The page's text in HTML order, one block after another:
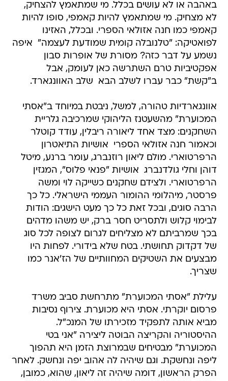
באהבה או לא עושים בכלל. מי שמתאמץ להצחיק,
לא מצחיק. מי שמתאמץ להיות קאמפי, סופו להיות
קאמפי כמו חנה אזולאי הספרי. ובכלל, האזינו
לפואטיקה: "טלנובלה קומית שמודעת לעצמה"  איפה
נשמע על דבר כזה? מסורת של אופרות סבון
אפקטיביות טרם השתרשה כאן לעומק, אבל
ב"קשת" כבר עברו לשלב הבא  שלב האוונגארד.
אוונגארדיות טהורה, למשל, ניבטת במיוחד ב"אסתי
המכוערת" מהשעטנז הליהוקי שמרכיבה גלריית
השחקנים: מצד אחד ליאורה ריבלין, עודד קוטלר
וכאמור חנה אזולאי הספרי  אושיות התיאטרון
הרפרטוארי. מולם ליאון רוזנברג, עומר ברנע, מיטל
דוהן וחלי גולדנברג  אושיות "פנאי פלוס", המגזין
הרפרטוארי. ולצידם שחקנים כשייקה לוי ומשה
פרסטר, מיהלומי ההומור העממי הישראלי. כל כך
הרבה סוגים, ובכל זאת כל כך מעט הישגים: הודות
לבימוי קלוש ולתסריט חסר ברק, יש משהו מדהים
בכך שמרביתם לא מצליחים לגרום לצופה לכל סוג
של דקדוק תחושתי. בטח שלא בידורי. לפחות היו
מבצעים את השטיקים המחוותיים של הז'אנר כמו
שצריך.
עלילת "אסתי המכוערת" מתרחשת סביב משרד
פרסום יוקרתי. אסתי היא מכוערת. צירוף נסיבות
מביא אותה לתפקיד מזכירתו של המנכ"ל.
ההיסטוריה והקריצה הבוטה ליצירה "אני בטי
המכוערת" מבטיחים שבמרוצת הזמן היא תהפוך
ליפה ונחשקת. וגם שיהיה לה אהוב יפה ונחשק. לאחר
הפרק הראשון, דומה שיהיה זה ליאון, שהוא, כמובן,